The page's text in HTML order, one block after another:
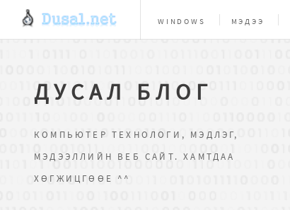
WINDOWS МЭДЭЭ
ДУСАЛ БЛОГ
КОМПЬЮТЕР ТЕХНОЛОГИ, МЭДЛЭГ,
МЭДЭЭЛЛИЙН ВЕБ САЙТ. ХАМТДАА
ХӨГЖИЦГӨӨЕ ^^